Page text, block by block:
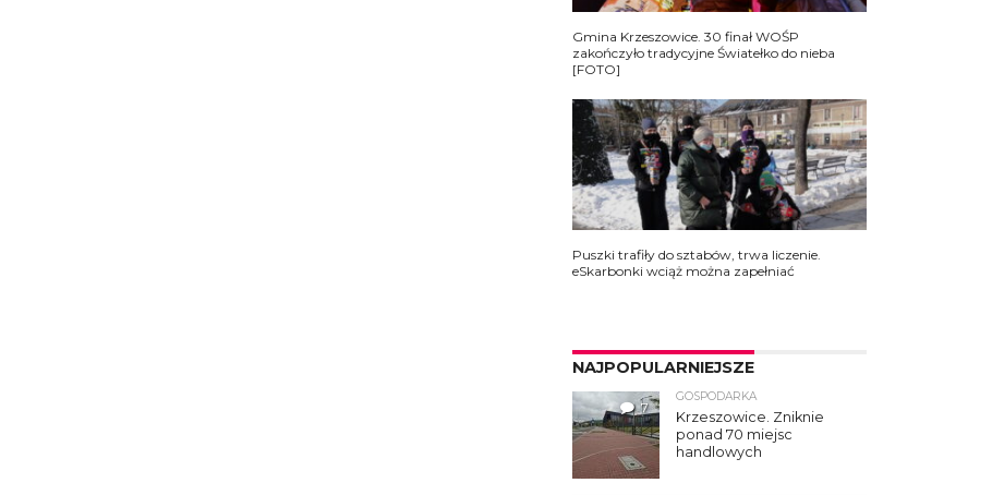
Gmina Krzeszowice. 30 finał WOŚP
zakończyło tradycyjne Światełko do nieba
[FOTO]
Puszki trafiły do sztabów, trwa liczenie.
eSkarbonki wciąż można zapełniać
NAJPOPULARNIEJSZE
7
GOSPODARKA
Krzeszowice. Zniknie
ponad 70 miejsc
handlowych